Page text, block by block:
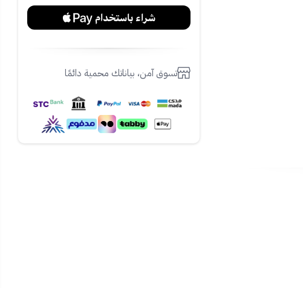
تسوق آمن، بياناتك محمية دائمًا